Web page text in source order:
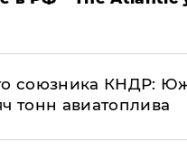
союзника КНДР:
тонн авиатоплива